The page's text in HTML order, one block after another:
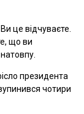
це відчуваєте.
що ви
президента
чотири